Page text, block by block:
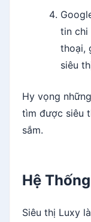
tin chi
thoại,
siêu
Hy vọng
tìm được siêu
sắm.
Hệ
Siêu thị Luxy